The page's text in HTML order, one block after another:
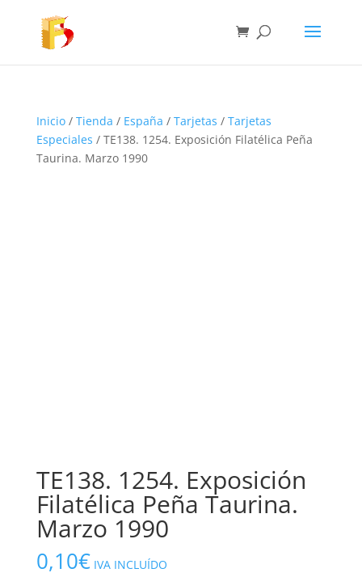
Inicio/ Tienda / España / Tarjetas / Tarjetas
Especiales / TE138. 1254. Exposición Filatélica Peña
Taurina. Marzo 1990
TE138. 1254. Exposición
Filatélica Peña Taurina.
Marzo 1990
0,10€ IVA INCLUÍDO